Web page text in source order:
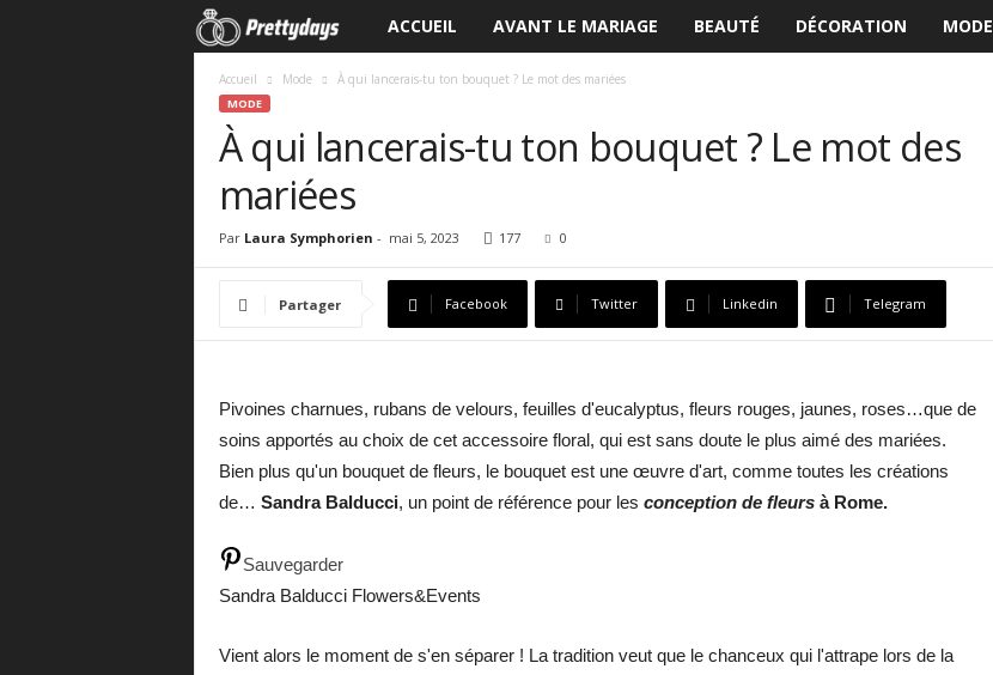
e
o
d
m
a
i
a
ACCUEIL AVANT LE MARIAGE BEAUTÉ DÉCORATION MODE
Accueil Mode À qui lancerais-tu ton bouquet ? Le mot des mariées
MODE
À qui lancerais-tu ton bouquet ? Le mot des
mariées
Par Laura Symphorien - mai 5, 2023 177 0
Partager Facebook Twitter Linkedin Telegram
Pivoines charnues, rubans de velours, feuilles d'eucalyptus, fleurs rouges, jaunes, roses…que de
soins apportés au choix de cet accessoire floral, qui est sans doute le plus aimé des mariées.
Bien plus qu'un bouquet de fleurs, le bouquet est une œuvre d'art, comme toutes les créations
de… Sandra Balducci, un point de référence pour les conception de fleursà Rome.
Sauvegarder
Sandra Balducci Flowers&Events
Vient alors le moment de s'en séparer ! La tradition veut que le chanceux qui l'attrape lors de la